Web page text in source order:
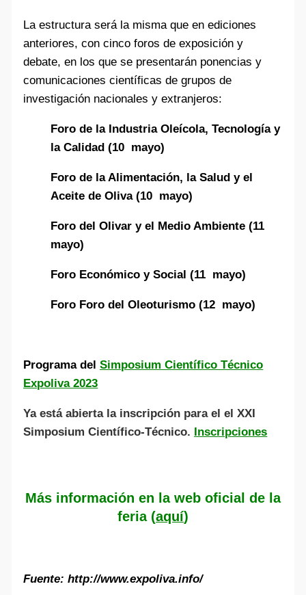
La estructura será la misma que en ediciones
anteriores, con cinco foros de exposición y
debate, en los que se presentarán ponencias y
comunicaciones científicas de grupos de
investigación nacionales y extranjeros:
Foro de la Industria Oleícola, Tecnología y
la Calidad (10 mayo)
Foro de la Alimentación, la Salud y el
Aceite de Oliva (10 mayo)
Foro del Olivar y el Medio Ambiente (11
mayo)
Foro Económico y Social (11 mayo)
Foro Foro del Oleoturismo (12 mayo)
Programa del Simposium Científico Técnico
Expoliva 2023
Ya está abierta la inscripción para el el XXI
Simposium Científico-Técnico. Inscripciones
Más información en la web oficial de la
feria (aquí)
Fuente: http://www.expoliva.info/